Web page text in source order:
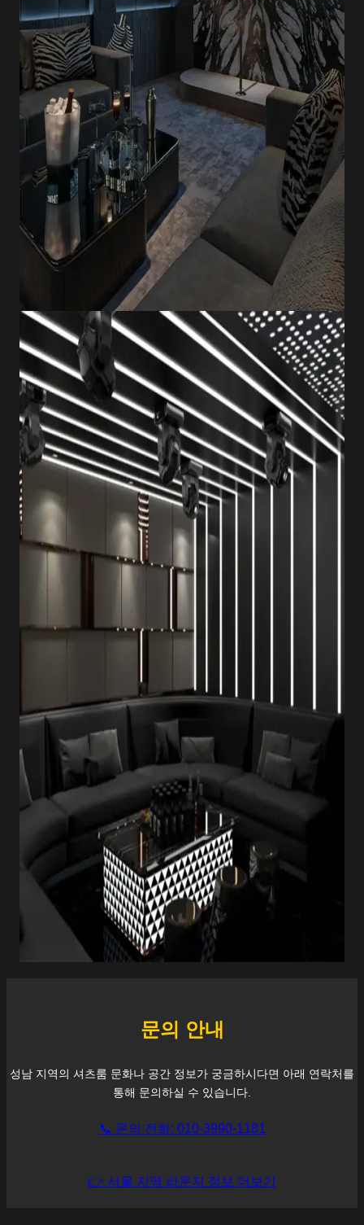
문의 안내
성남 지역의 셔츠룸 문화나 공간 정보가 궁금하시다면 아래 연락처를
통해 문의하실 수 있습니다.
📞 문의 전화: 010-3990-1181
👉 서울 지역 라운지 정보 더보기